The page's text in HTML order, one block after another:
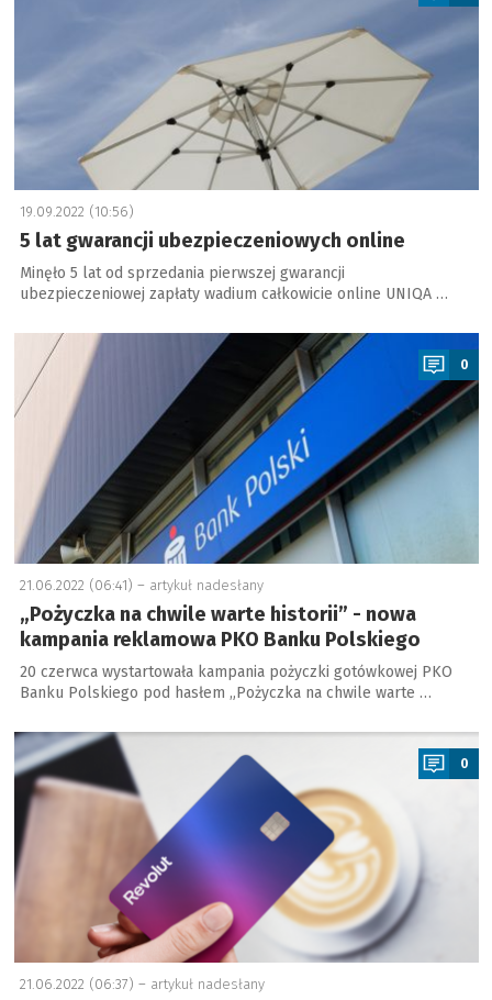
19.09.2022 (10:56)
5 lat gwarancji ubezpieczeniowych online
Minęło 5 lat od sprzedania pierwszej gwarancji
ubezpieczeniowej zapłaty wadium całkowicie online UNIQA …
a
0
21.06.2022 (06:41) – artykuł nadesłany
„Pożyczka na chwile warte historii” - nowa
kampania reklamowa PKO Banku Polskiego
20 czerwca wystartowała kampania pożyczki gotówkowej PKO
Banku Polskiego pod hasłem „Pożyczka na chwile warte …
a
0
21.06.2022 (06:37) – artykuł nadesłany